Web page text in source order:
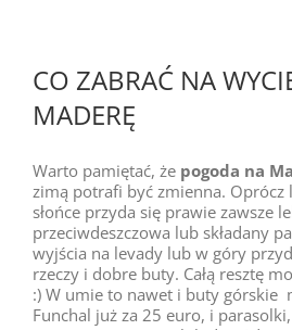
CO ZABRAĆ NA
MADERĘ
Warto pamiętać, że pogoda na
zimą potrafi być zmienna. Oprócz
słońce przyda się prawie zawsze
przeciwdeszczowa lub składany
wyjścia na levady lub w góry
rzeczy i dobre buty. Całą resztę
:) W umie to nawet i buty górskie
Funchal już za 25 euro, i